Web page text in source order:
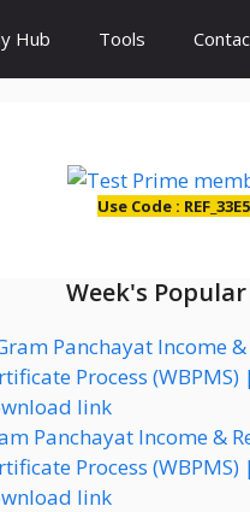
Hub Tools
Use Code :
Week's
Panchayat Income &
Process
link